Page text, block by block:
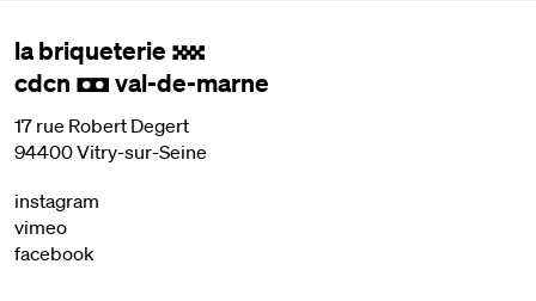
la briqueterie .
cdcn , val-de-marne
17 rue Robert Degert
94400 Vitry-sur-Seine
instagram
vimeo
facebook